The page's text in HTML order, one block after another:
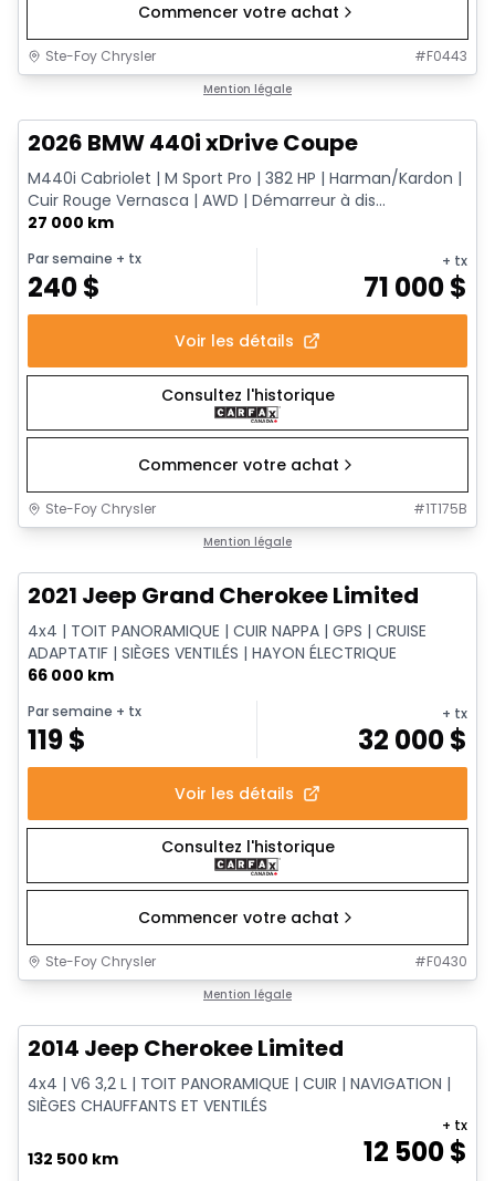
Commencer votre achat
Ste-Foy Chrysler #F0443
Mention légale
2026 BMW 440i xDrive Coupe
M440i Cabriolet | M Sport Pro | 382 HP | Harman/Kardon |
Cuir Rouge Vernasca | AWD | Démarreur à dis...
27 000 km
Par semaine + tx
240$
+ tx
71 000$
Voir les détails
Consultez l'historique
Commencer votre achat
Ste-Foy Chrysler #1T175B
Mention légale
2021 Jeep Grand Cherokee Limited
4x4 | TOIT PANORAMIQUE | CUIR NAPPA | GPS | CRUISE
ADAPTATIF | SIÈGES VENTILÉS | HAYON ÉLECTRIQUE
66 000 km
Par semaine + tx
119$
+ tx
32 000$
Voir les détails
Consultez l'historique
Commencer votre achat
Ste-Foy Chrysler #F0430
Mention légale
2014 Jeep Cherokee Limited
4x4 | V6 3,2 L | TOIT PANORAMIQUE | CUIR | NAVIGATION |
SIÈGES CHAUFFANTS ET VENTILÉS
132 500 km 12 500$
+ tx